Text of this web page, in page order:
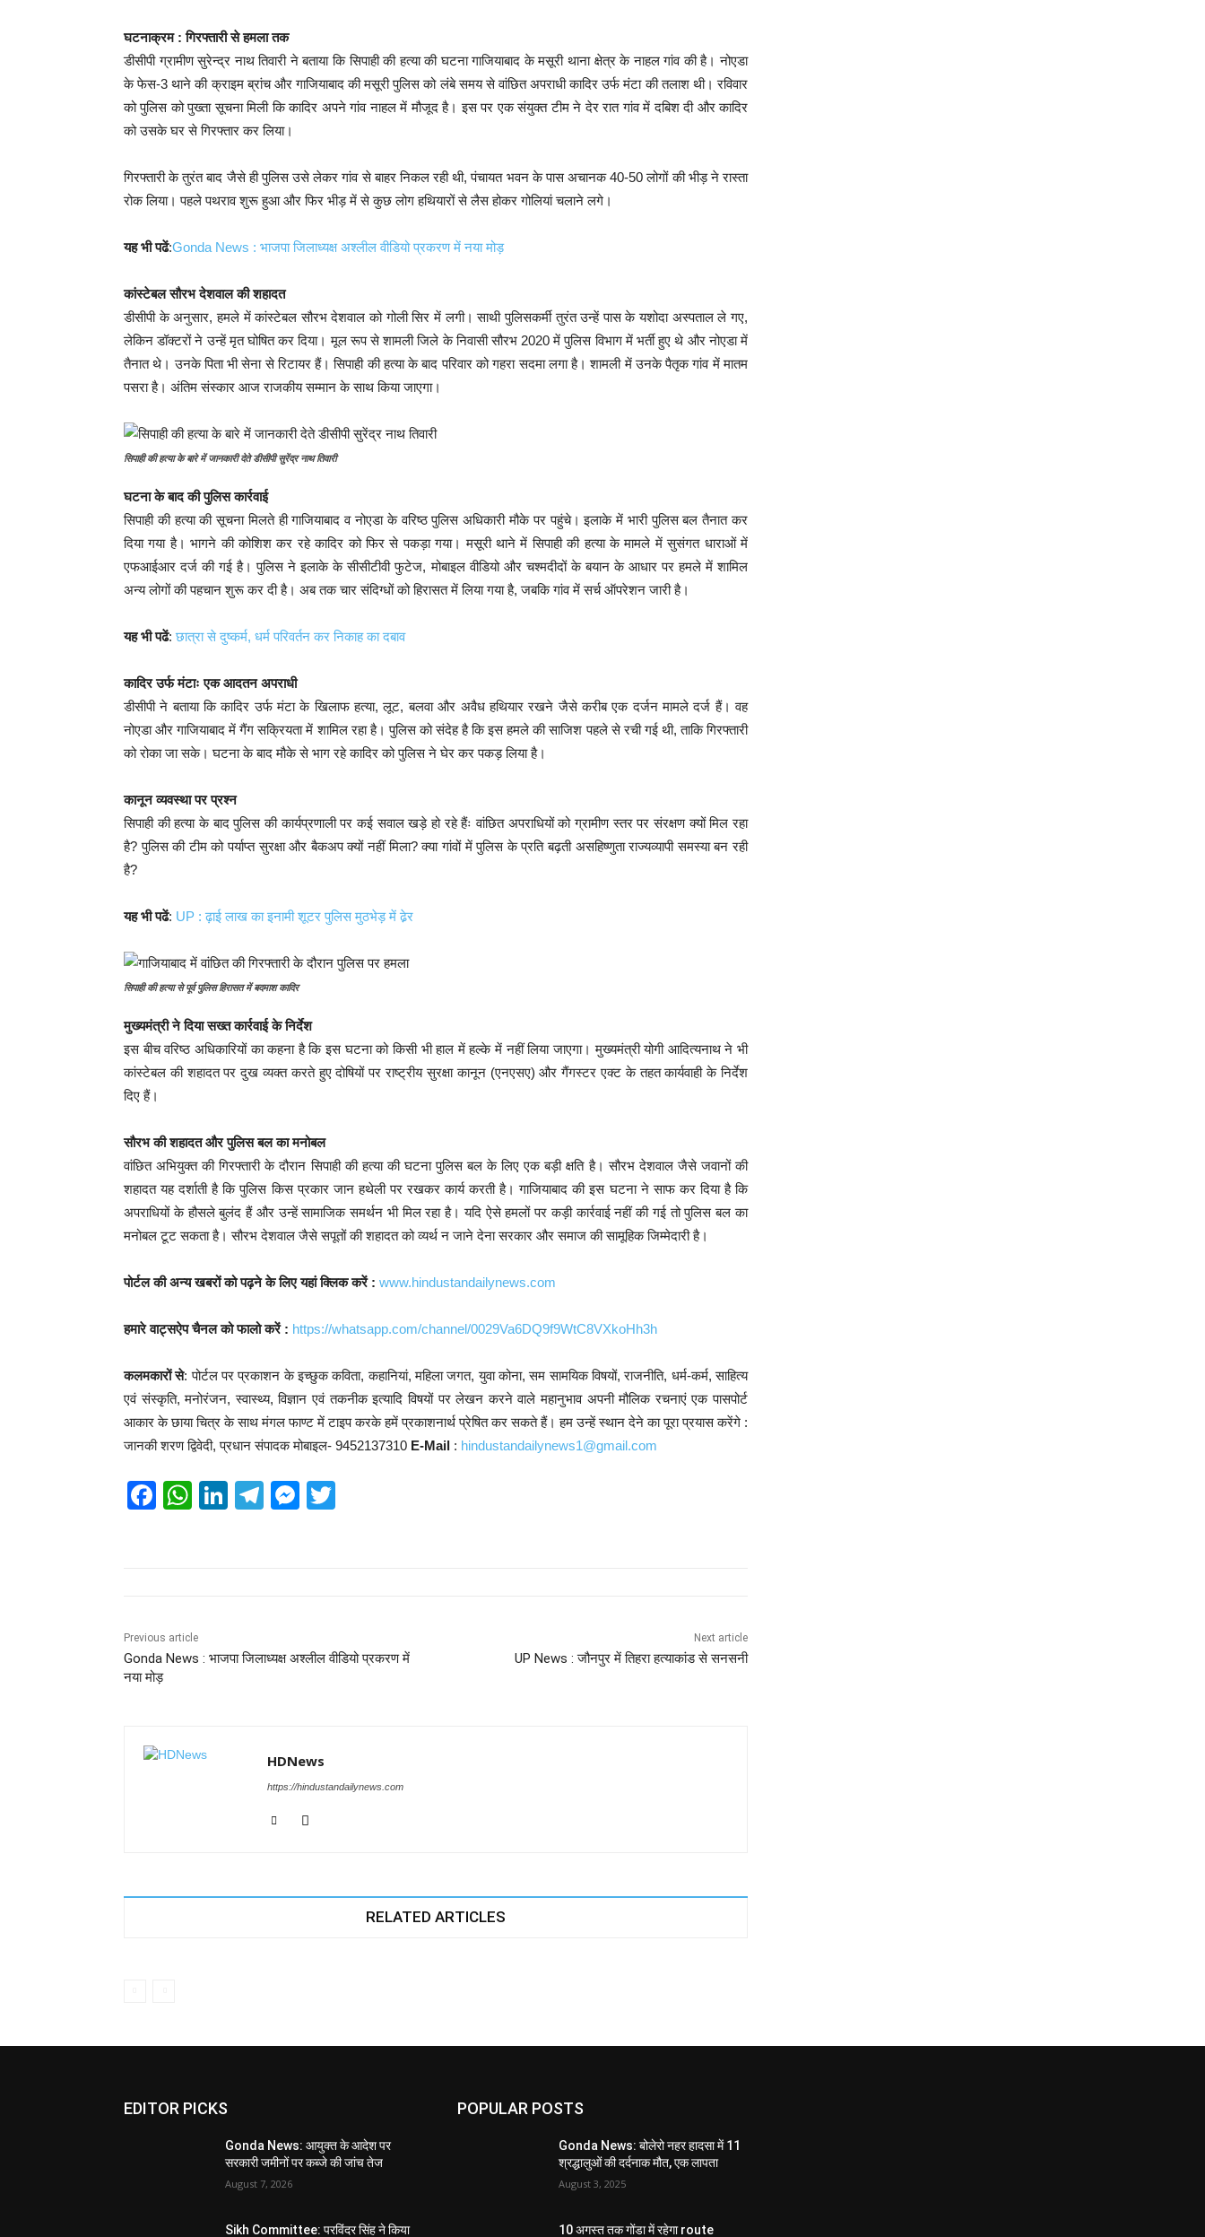
घटनाक्रम : गिरफ्तारी से हमला तक
डीसीपी ग्रामीण सुरेन्द्र नाथ तिवारी ने बताया कि सिपाही की हत्या की घटना गाजियाबाद के मसूरी थाना क्षेत्र के नाहल गांव की है। नोएडा
के फेस-3 थाने की क्राइम ब्रांच और गाजियाबाद की मसूरी पुलिस को लंबे समय से वांछित अपराधी कादिर उर्फ मंटा की तलाश थी। रविवार
को पुलिस को पुख्ता सूचना मिली कि कादिर अपने गांव नाहल में मौजूद है। इस पर एक संयुक्त टीम ने देर रात गांव में दबिश दी और कादिर
को उसके घर से गिरफ्तार कर लिया।
गिरफ्तारी के तुरंत बाद जैसे ही पुलिस उसे लेकर गांव से बाहर निकल रही थी, पंचायत भवन के पास अचानक 40-50 लोगों की भीड़ ने रास्ता
रोक लिया। पहले पथराव शुरू हुआ और फिर भीड़ में से कुछ लोग हथियारों से लैस होकर गोलियां चलाने लगे।
यह भी पढें:Gonda News : भाजपा जिलाध्यक्ष अश्लील वीडियो प्रकरण में नया मोड़
कांस्टेबल सौरभ देशवाल की शहादत
डीसीपी के अनुसार, हमले में कांस्टेबल सौरभ देशवाल को गोली सिर में लगी। साथी पुलिसकर्मी तुरंत उन्हें पास के यशोदा अस्पताल ले गए,
लेकिन डॉक्टरों ने उन्हें मृत घोषित कर दिया। मूल रूप से शामली जिले के निवासी सौरभ 2020 में पुलिस विभाग में भर्ती हुए थे और नोएडा में
तैनात थे। उनके पिता भी सेना से रिटायर हैं। सिपाही की हत्या के बाद परिवार को गहरा सदमा लगा है। शामली में उनके पैतृक गांव में मातम
पसरा है। अंतिम संस्कार आज राजकीय सम्मान के साथ किया जाएगा।
सिपाही की हत्या के बारे में जानकारी देते डीसीपी सुरेंद्र नाथ तिवारी
घटना के बाद की पुलिस कार्रवाई
सिपाही की हत्या की सूचना मिलते ही गाजियाबाद व नोएडा के वरिष्ठ पुलिस अधिकारी मौके पर पहुंचे। इलाके में भारी पुलिस बल तैनात कर
दिया गया है। भागने की कोशिश कर रहे कादिर को फिर से पकड़ा गया। मसूरी थाने में सिपाही की हत्या के मामले में सुसंगत धाराओं में
एफआईआर दर्ज की गई है। पुलिस ने इलाके के सीसीटीवी फुटेज, मोबाइल वीडियो और चश्मदीदों के बयान के आधार पर हमले में शामिल
अन्य लोगों की पहचान शुरू कर दी है। अब तक चार संदिग्धों को हिरासत में लिया गया है, जबकि गांव में सर्च ऑपरेशन जारी है।
यह भी पढें:छात्रा से दुष्कर्म, धर्म परिवर्तन कर निकाह का दबाव
कादिर उर्फ मंटाः एक आदतन अपराधी
डीसीपी ने बताया कि कादिर उर्फ मंटा के खिलाफ हत्या, लूट, बलवा और अवैध हथियार रखने जैसे करीब एक दर्जन मामले दर्ज हैं। वह
नोएडा और गाजियाबाद में गैंग सक्रियता में शामिल रहा है। पुलिस को संदेह है कि इस हमले की साजिश पहले से रची गई थी, ताकि गिरफ्तारी
को रोका जा सके। घटना के बाद मौके से भाग रहे कादिर को पुलिस ने घेर कर पकड़ लिया है।
कानून व्यवस्था पर प्रश्न
सिपाही की हत्या के बाद पुलिस की कार्यप्रणाली पर कई सवाल खड़े हो रहे हैंः वांछित अपराधियों को ग्रामीण स्तर पर संरक्षण क्यों मिल रहा
है? पुलिस की टीम को पर्याप्त सुरक्षा और बैकअप क्यों नहीं मिला? क्या गांवों में पुलिस के प्रति बढ़ती असहिष्णुता राज्यव्यापी समस्या बन रही
है?
यह भी पढें: UP : ढ़ाई लाख का इनामी शूटर पुलिस मुठभेड़ में ढे़र
सिपाही की हत्या से पूर्व पुलिस हिरासत में बदमाश कादिर
मुख्यमंत्री ने दिया सख्त कार्रवाई के निर्देश
इस बीच वरिष्ठ अधिकारियों का कहना है कि इस घटना को किसी भी हाल में हल्के में नहीं लिया जाएगा। मुख्यमंत्री योगी आदित्यनाथ ने भी
कांस्टेबल की शहादत पर दुख व्यक्त करते हुए दोषियों पर राष्ट्रीय सुरक्षा कानून (एनएसए) और गैंगस्टर एक्ट के तहत कार्यवाही के निर्देश
दिए हैं।
सौरभ की शहादत और पुलिस बल का मनोबल
वांछित अभियुक्त की गिरफ्तारी के दौरान सिपाही की हत्या की घटना पुलिस बल के लिए एक बड़ी क्षति है। सौरभ देशवाल जैसे जवानों की
शहादत यह दर्शाती है कि पुलिस किस प्रकार जान हथेली पर रखकर कार्य करती है। गाजियाबाद की इस घटना ने साफ कर दिया है कि
अपराधियों के हौसले बुलंद हैं और उन्हें सामाजिक समर्थन भी मिल रहा है। यदि ऐसे हमलों पर कड़ी कार्रवाई नहीं की गई तो पुलिस बल का
मनोबल टूट सकता है। सौरभ देशवाल जैसे सपूतों की शहादत को व्यर्थ न जाने देना सरकार और समाज की सामूहिक जिम्मेदारी है।
पोर्टल की अन्य खबरों को पढ़ने के लिए यहां क्लिक करें : www.hindustandailynews.com
हमारे वाट्सऐप चैनल को फालो करें : https://whatsapp.com/channel/0029Va6DQ9f9WtC8VXkoHh3h
कलमकारों से: पोर्टल पर प्रकाशन के इच्छुक कविता, कहानियां, महिला जगत, युवा कोना, सम सामयिक विषयों, राजनीति, धर्म-कर्म, साहित्य
एवं संस्कृति, मनोरंजन, स्वास्थ्य, विज्ञान एवं तकनीक इत्यादि विषयों पर लेखन करने वाले महानुभाव अपनी मौलिक रचनाएं एक पासपोर्ट
आकार के छाया चित्र के साथ मंगल फाण्ट में टाइप करके हमें प्रकाशनार्थ प्रेषित कर सकते हैं। हम उन्हें स्थान देने का पूरा प्रयास करेंगे :
जानकी शरण द्विवेदी, प्रधान संपादक मोबाइल- 9452137310 E-Mail : hindustandailynews1@gmail.com
F
o
o
W
p
p
Li
T
M
er
Previous article
Gonda News : भाजपा जिलाध्यक्ष अश्लील वीडियो प्रकरण में
नया मोड़
Next article
UP News : जौनपुर में तिहरा हत्याकांड से सनसनी
HDNews
https://hindustandailynews.com
RELATED ARTICLES
EDITOR PICKS
Gonda News: आयुक्त के आदेश पर
सरकारी जमीनों पर कब्जे की जांच तेज
August 7, 2026
Sikh Committee: परविंदर सिंह ने किया
POPULAR POSTS
Gonda News: बोलेरो नहर हादसा में 11
श्रद्धालुओं की दर्दनाक मौत, एक लापता
August 3, 2025
10 अगस्त तक गोंडा में रहेगा route